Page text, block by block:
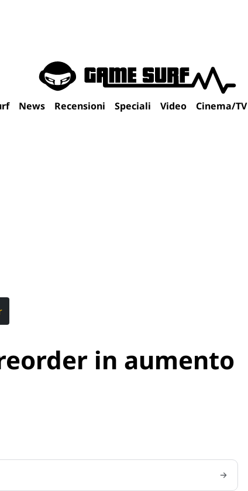
News Recensioni Speciali Video Cinema/TV
in aumento